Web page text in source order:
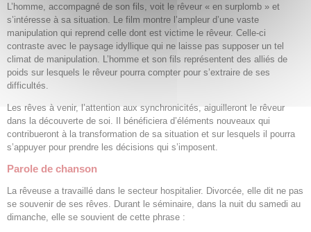
L’homme, accompagné de son fils, voit le rêveur « en surplomb » et
s’intéresse à sa situation. Le film montre l’ampleur d’une vaste
manipulation qui reprend celle dont est victime le rêveur. Celle-ci
contraste avec le paysage idyllique qui ne laisse pas supposer un tel
climat de manipulation. L’homme et son fils représentent des alliés de
poids sur lesquels le rêveur pourra compter pour s’extraire de ses
difficultés.
Les rêves à venir, l’attention aux synchronicités, aiguilleront le rêveur
dans la découverte de soi. Il bénéficiera d’éléments nouveaux qui
contribueront à la transformation de sa situation et sur lesquels il pourra
s’appuyer pour prendre les décisions qui s’imposent.
Parole de chanson
La rêveuse a travaillé dans le secteur hospitalier. Divorcée, elle dit ne pas
se souvenir de ses rêves. Durant le séminaire, dans la nuit du samedi au
dimanche, elle se souvient de cette phrase :